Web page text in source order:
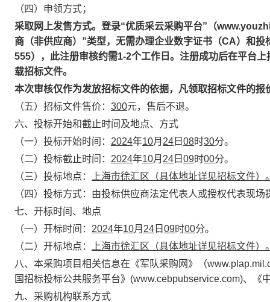
（四）申领方式；
采取网上发售方式。登录“优质采云采购平台”（
商（非供应商）”类型，无需办理企业数字证书（CA）和
555），此注册审核约需1-2个工作日。注册成功后在平台
载招标文件。
本次审核仅作为发放招标文件的依据，凡领取招标文件的报
（五）招标文件售价： 300元，售后不退。
六、投标开始和截止时间及地点、方式
（一）投标开始时间： 2024年10月 24 日 08时30分。
（二）投标截止时间： 2024年10月 24 日 09时00分。
（三）投标地点：
上海市徐汇区（具体地址详见招标文件）
（四）投标方式：由投标供应商法定代表人或授权代表现
七、开标时间、地点
（一）开标时间： 2024年10月 24 日 09时00分。
（二）开标地点：
上海市徐汇区（具体地址详见招标文件）
八、本采购项目相关信息在《军队采购网》（
国招标投标公共服务平台》(www.cebpubservice.com)、《
九、采购机构联系方式